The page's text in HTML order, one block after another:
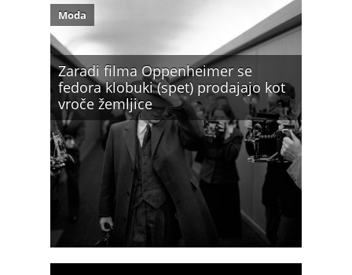
Zaradi filma Oppenheimer se
fedora klobuki (spet) prodajajo kot
vroče žemljice
Moda